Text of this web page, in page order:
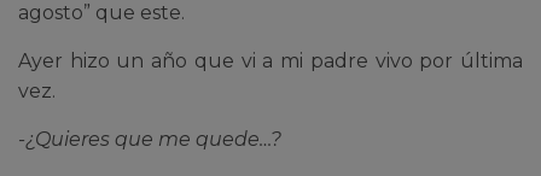
agosto” que este.
Ayer hizo un año que vi a mi padre vivo por última
vez.
-¿Quieres que me quede…?